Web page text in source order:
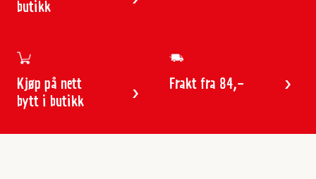
butikk
Kjøp på nett
bytt i butikk
Frakt fra 84,-